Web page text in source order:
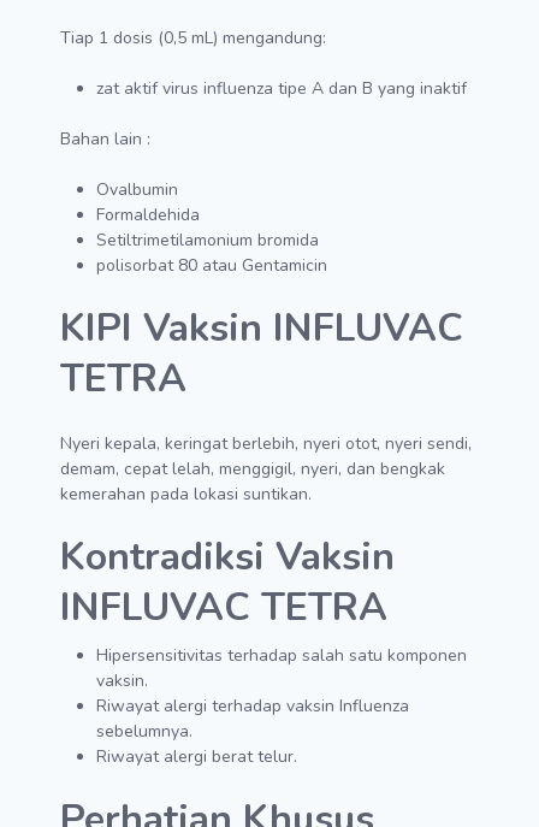
Tiap 1 dosis (0,5 mL) mengandung:
zat aktif virus influenza tipe A dan B yang inaktif
Bahan lain :
Ovalbumin
Formaldehida
Setiltrimetilamonium bromida
polisorbat 80 atau Gentamicin
KIPI Vaksin INFLUVAC
TETRA
Nyeri kepala, keringat berlebih, nyeri otot, nyeri sendi,
demam, cepat lelah, menggigil, nyeri, dan bengkak
kemerahan pada lokasi suntikan.
Kontradiksi Vaksin
INFLUVAC TETRA
Hipersensitivitas terhadap salah satu komponen
vaksin.
Riwayat alergi terhadap vaksin Influenza
sebelumnya.
Riwayat alergi berat telur.